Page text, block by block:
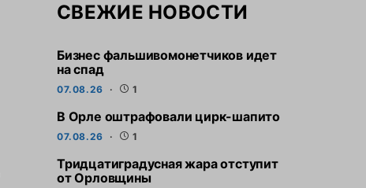
СВЕЖИЕ НОВОСТИ
Бизнес фальшивомонетчиков идет
на спад
07.08.26 1
В Орле оштрафовали цирк-шапито
07.08.26 1
Тридцатиградусная жара отступит
от Орловщины